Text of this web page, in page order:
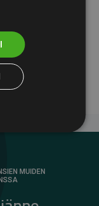
investoinnit
–
MUIDEN